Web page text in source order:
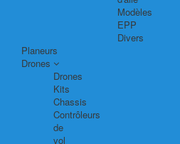
Modèles
EPP
Divers
Planeurs
Drones
Drones
Kits
Chassis
Contrôleurs
de
vol